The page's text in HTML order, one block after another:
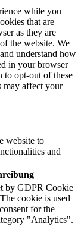
while you
that are
as they are
the website. We
understand how
in your browser
to opt-out of these
may affect your
website to
and
by GDPR Cookie
cookie is used
for the
"Analytics".